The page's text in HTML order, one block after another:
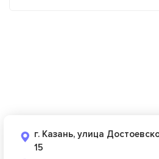
г. Казань, улица
15